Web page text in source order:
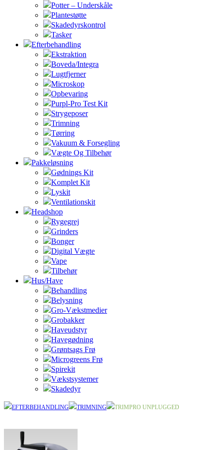
Potter – Underskåle
Plantestøtte
Skadedyrskontrol
Tasker
Efterbehandling
Ekstraktion
Boveda/Integra
Lugtfjerner
Microskop
Opbevaring
Purpl-Pro Test Kit
Strygeposer
Trimning
Tørring
Vakuum & Forsegling
Vægte Og Tilbehør
Pakkeløsning
Gødnings Kit
Komplet Kit
Lyskit
Ventilationskit
Headshop
Rygegrej
Grinders
Bonger
Digital Vægte
Vape
Tilbehør
Hus/Have
Behandling
Belysning
Gro-Vækstmedier
Grobakker
Haveudstyr
Havegødning
Grøntsags Frø
Microgreens Frø
Spirekit
Vækstsystemer
Skadedyr
EFTERBEHANDLING TRIMNING TRIMPRO UNPLUGGED